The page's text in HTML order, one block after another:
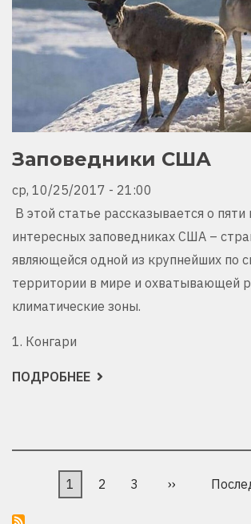
Заповедники США
ср, 10/25/2017 - 21:00
В этой статье рассказывается о пяти
интересных заповедниках США –
являющейся одной из крупнейших по
территории в мире и охватывающей
климатические зоны.
1. Конгари
ПОДРОБНЕЕ О
Нумерация
страниц
Текущая
1 Страница
2 Страница
3
Следующая
››